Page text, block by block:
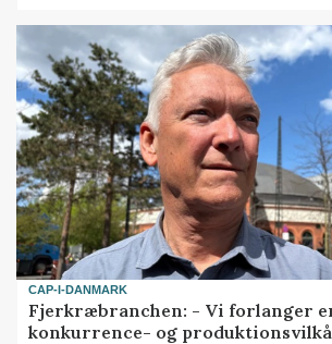
CAP-I-DANMARK
Fjerkræbranchen: - Vi forlanger
konkurrence- og